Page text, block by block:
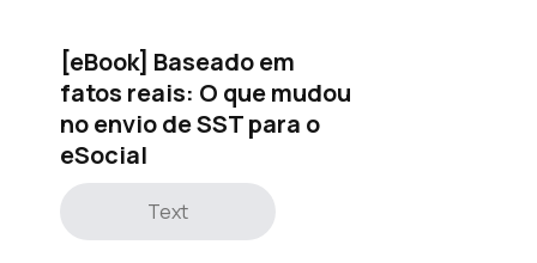
[eBook] Baseado em
fatos reais: O que mudou
no envio de SST para o
eSocial
Text